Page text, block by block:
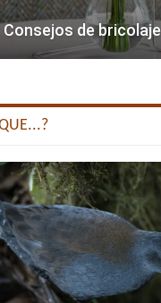
Consejos de bricolaje